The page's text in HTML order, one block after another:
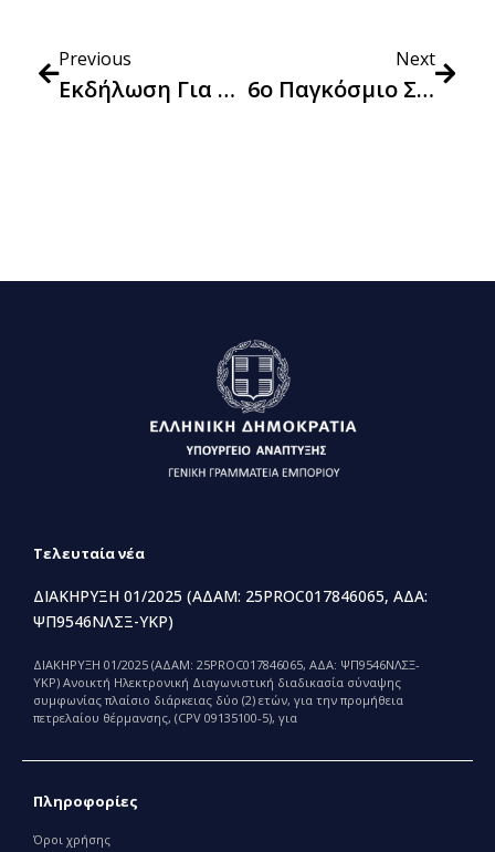
Previous
Εκδήλωση Για Τις Κυκλικές Αλυσίδες Εφοδιασμού: Κυκλικότητα Στον Ηλιακό Φωτοβολταϊκό Τομέα
Next
6ο Παγκόσμιο Συνέδριο Προμηθειών
Τελευταία νέα
ΔΙΑΚΗΡΥΞΗ 01/2025 (ΑΔΑΜ: 25PROC017846065, ΑΔΑ:
ΨΠ9546ΝΛΣΞ-ΥΚΡ)
ΔΙΑΚΗΡΥΞΗ 01/2025 (ΑΔΑΜ: 25PROC017846065, ΑΔΑ: ΨΠ9546ΝΛΣΞ-
ΥΚΡ) Ανοικτή Ηλεκτρονική Διαγωνιστική διαδικασία σύναψης
συμφωνίας πλαίσιο διάρκειας δύο (2) ετών, για την προμήθεια
πετρελαίου θέρμανσης, (CPV 09135100-5), για
Πληροφορίες
Όροι χρήσης